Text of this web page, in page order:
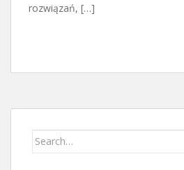
rozwiązań, […]
Search